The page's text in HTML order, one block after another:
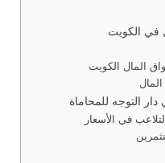
في الكويت
المال الكويت
التوجه للمحاماة
في الأسعار